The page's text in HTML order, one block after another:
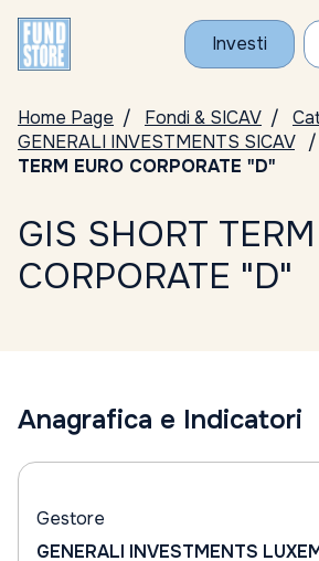
Investi
Home Page Fondi & SICAV
GENERALI INVESTMENTS SICAV
TERM EURO CORPORATE "D"
GIS SHORT
CORPORATE "D"
Anagrafica e Indicatori
Gestore
GENERALI INVESTMENTS